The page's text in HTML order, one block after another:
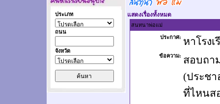
ประเภท
ถนน
จังหวัด
แสดงเรื่องทั้งหมด
สนทนาพ่อแม่
ประกาศ: หาโรง
ข้อความ: สอบถา
(ประช
ที่ไหนส